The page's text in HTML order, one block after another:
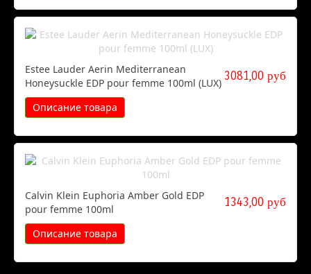
3081,00 руб
Estee Lauder Aerin Mediterranean
Honeysuckle EDP pour femme 100ml (LUX)
Описание товара
1343,00 руб
Calvin Klein Euphoria Amber Gold EDP
pour femme 100ml
Описание товара